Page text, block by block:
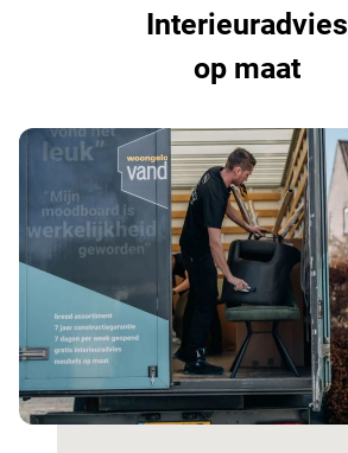
Interieuradvies
op maat